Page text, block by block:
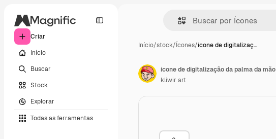
Criar
Início
Buscar
Stock
Explorar
Todas as ferramentas
Início/stock/Ícones/ícone de digitalizaç…
ícone de digitalização da palma da mão
kliwir art